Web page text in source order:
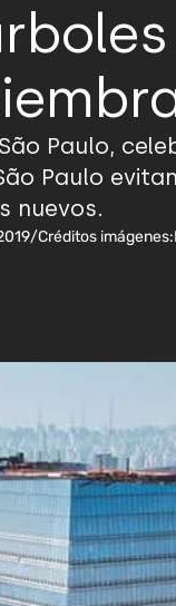
Paulo,
Paulo
nuevos.
/Créditos imágenes: